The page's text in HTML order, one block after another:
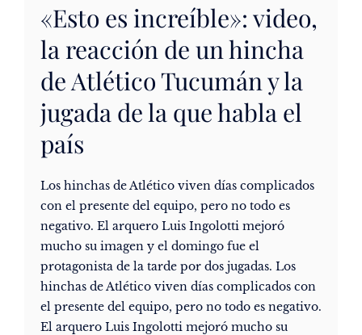
«Esto es increíble»: video,
la reacción de un hincha
de Atlético Tucumán y la
jugada de la que habla el
país
Los hinchas de Atlético viven días complicados
con el presente del equipo, pero no todo es
negativo. El arquero Luis Ingolotti mejoró
mucho su imagen y el domingo fue el
protagonista de la tarde por dos jugadas. Los
hinchas de Atlético viven días complicados con
el presente del equipo, pero no todo es negativo.
El arquero Luis Ingolotti mejoró mucho su